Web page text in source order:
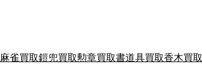
麻雀買取鎧兜買取勲章買取書道具買取香木買取